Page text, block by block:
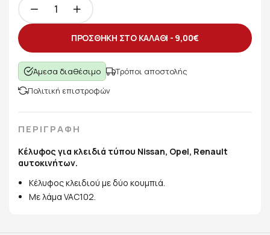
ΠΡΟΣΘΗΚΗ ΣΤΟ ΚΑΛΑΘΙ - 9,00€
Άμεσα διαθέσιμο
Τρόποι αποστολής
Πολιτική επιστροφών
ΠΕΡΙΓΡΑΦΗ
Κέλυφος για κλειδιά τύπου Nissan, Opel, Renault
αυτοκινήτων.
Κέλυφος κλειδιού με δύο κουμπιά.
Με λάμα VAC102.